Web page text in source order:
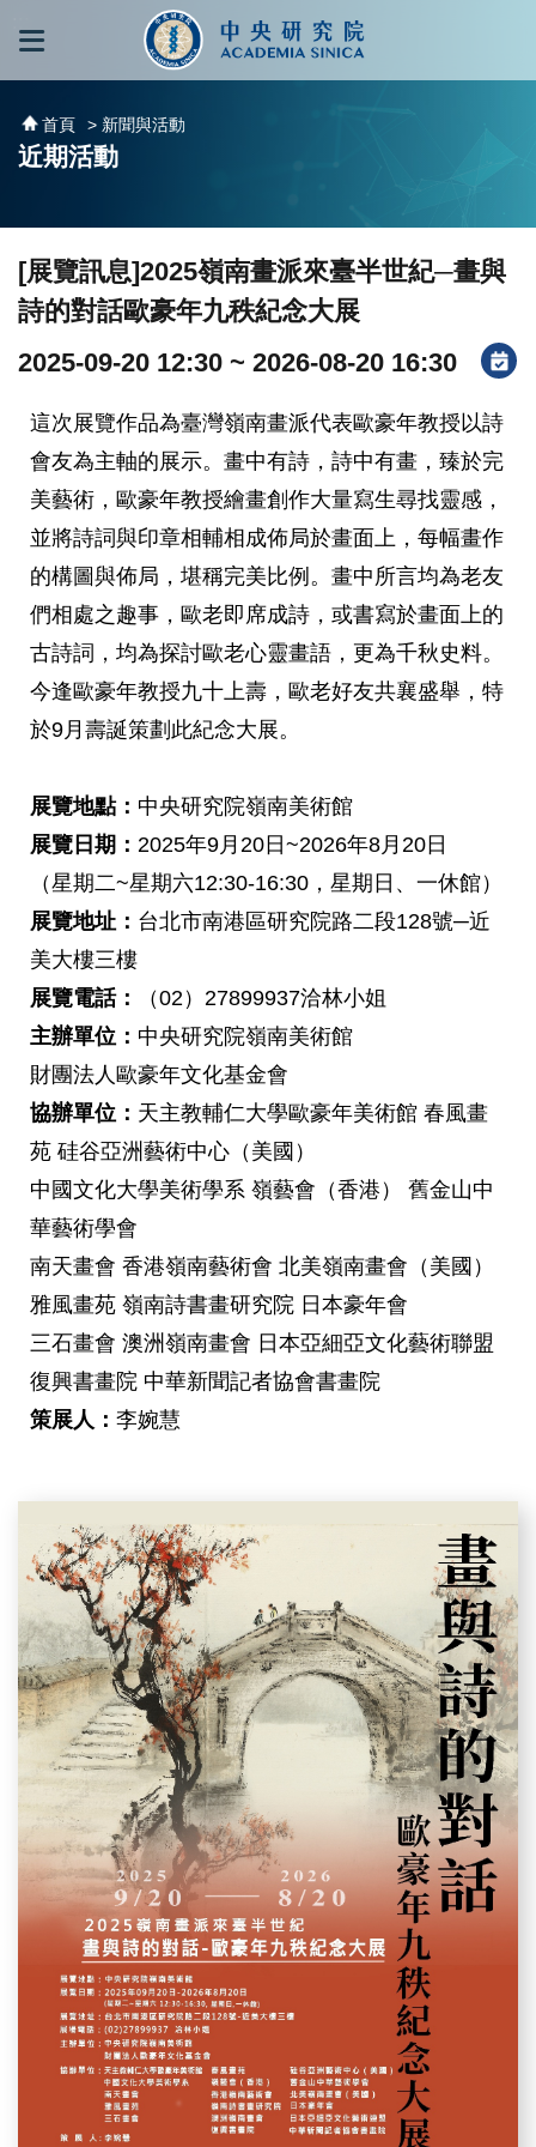
跳到主要內容區塊
首頁 > 新聞與活動
近期活動
[展覽訊息]2025嶺南畫派來臺半世紀─畫與
詩的對話歐豪年九秩紀念大展
2025-09-20 12:30 ~ 2026-08-20 16:30
這次展覽作品為臺灣嶺南畫派代表歐豪年教授以詩
會友為主軸的展示。畫中有詩，詩中有畫，臻於完
美藝術，歐豪年教授繪畫創作大量寫生尋找靈感，
並將詩詞與印章相輔相成佈局於畫面上，每幅畫作
的構圖與佈局，堪稱完美比例。畫中所言均為老友
們相處之趣事，歐老即席成詩，或書寫於畫面上的
古詩詞，均為探討歐老心靈畫語，更為千秋史料。
今逢歐豪年教授九十上壽，歐老好友共襄盛舉，特
於9月壽誕策劃此紀念大展。
展覽地點： 中央研究院嶺南美術館
展覽日期： 2025年9月20日~2026年8月20日
（星期二~星期六12:30-16:30，星期日、一休館）
展覽地址： 台北市南港區研究院路二段128號─近
美大樓三樓
展覽電話：
（02）27899937洽林小姐
主辦單位： 中央研究院嶺南美術館
財團法人歐豪年文化基金會
協辦單位： 天主教輔仁大學歐豪年美術館 春風畫
苑 硅谷亞洲藝術中心（美國）
中國文化大學美術學系 嶺藝會（香港） 舊金山中
華藝術學會
南天畫會 香港嶺南藝術會 北美嶺南畫會（美國）
雅風畫苑 嶺南詩書畫研究院 日本豪年會
三石畫會 澳洲嶺南畫會 日本亞細亞文化藝術聯盟
復興書畫院 中華新聞記者協會書畫院
策展人： 李婉慧